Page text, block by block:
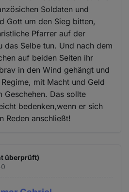
Soldaten und
Gott um den Sieg bitten,
Pfarrer auf der
das Selbe tun. Und nach dem
auf beiden Seiten ihr
in den Wind gehängt und
mit Macht und Geld
Geschehen. Das sollte
bedenken,wenn er sich
Reden anschließt!
überprüft)